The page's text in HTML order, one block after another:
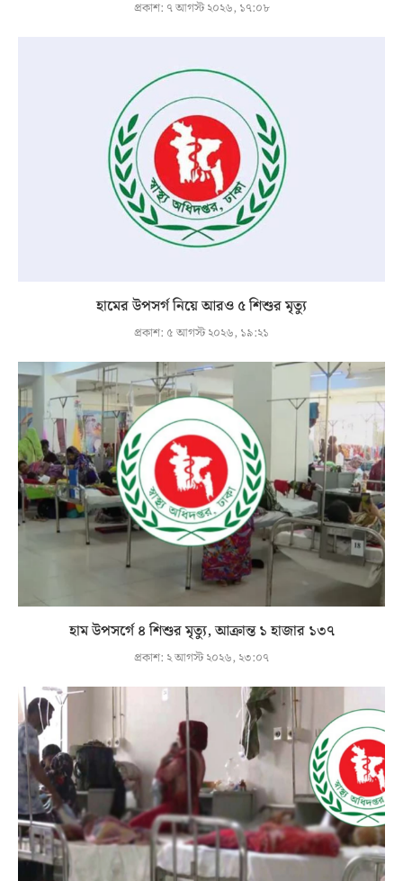
প্রকাশ: ৭ আগস্ট ২০২৬, ১৭:০৮
হামের উপসর্গ নিয়ে আরও ৫ শিশুর মৃত্যু
প্রকাশ: ৫ আগস্ট ২০২৬, ১৯:২১
হাম উপসর্গে ৪ শিশুর মৃত্যু, আক্রান্ত ১ হাজার ১৩৭
প্রকাশ: ২ আগস্ট ২০২৬, ২৩:০৭